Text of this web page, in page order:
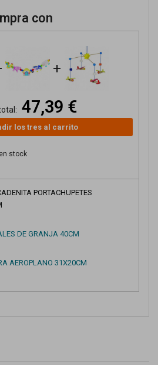
con
+
47,39 €
los tres al carrito
stock
PORTACHUPETES
DE GRANJA 40CM
AEROPLANO 31X20CM